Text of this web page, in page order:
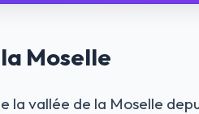
Moselle
la vallée de la Moselle